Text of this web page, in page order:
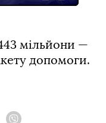
мільйони —
допомоги.